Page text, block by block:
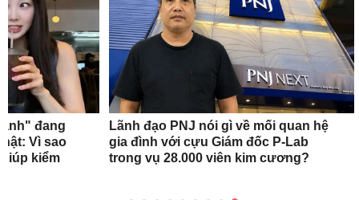
đang
Vì sao
kiểm
Lãnh đạo PNJ nói gì về mối quan hệ
gia đình với cựu Giám đốc P-Lab
trong vụ 28.000 viên kim cương?